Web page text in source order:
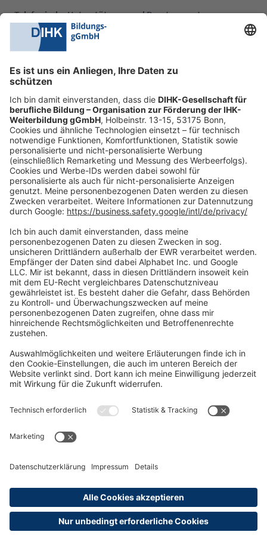
Telefonische Unterstützung und Beratung unter:
0228 6205 205
Fr.:
09:00-14:00 Uhr
shop@dihk-bildung.shop
Vertrag widerrufen
Zahlungsarten
Social Media
Oft Gesucht
Rund um die Prüfung
Datenschutzerklärung
Widerrufsrecht
Versandinformationen
Erklärung zur Barrierefreiheit
Abonnements hier kündigen
Cookie-Einstellungen